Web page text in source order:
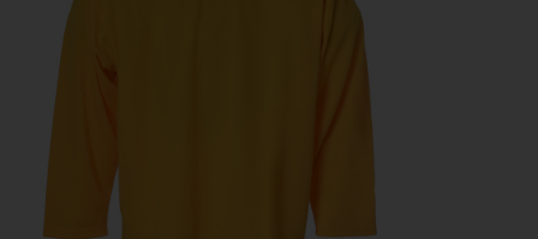
Спортивная одежда
Спорт и отдых
НХЛ Фан-зона